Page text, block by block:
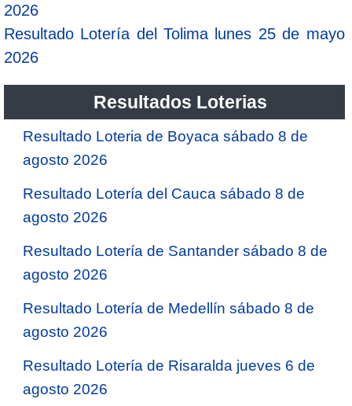
2026
Resultado Lotería del Tolima lunes 25 de mayo
2026
Resultados Loterias
Resultado Loteria de Boyaca sábado 8 de
agosto 2026
Resultado Lotería del Cauca sábado 8 de
agosto 2026
Resultado Lotería de Santander sábado 8 de
agosto 2026
Resultado Lotería de Medellín sábado 8 de
agosto 2026
Resultado Lotería de Risaralda jueves 6 de
agosto 2026